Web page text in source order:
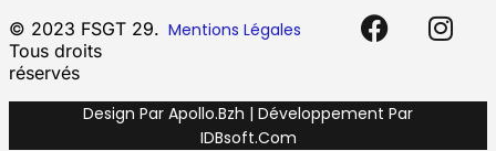
© 2023 FSGT 29.
Tous droits
réservés
Mentions Légales
Design Par Apollo.bzh | Développement Par
IDBsoft.com